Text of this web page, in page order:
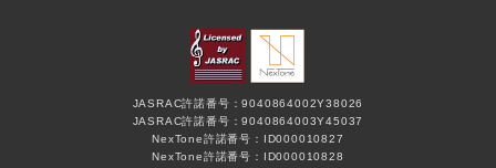
JASRAC許諾番号：9040864002Y38026
JASRAC許諾番号：9040864003Y45037
NexTone許諾番号：ID000010827
NexTone許諾番号：ID000010828